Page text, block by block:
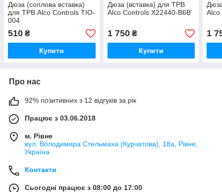
Дюза (соплова вставка)
для ТРВ Alco Controls TIO-
004
510 ₴
Купити
Дюза (вставка) для ТРВ
Alco Controls X22440-B6B
1 750₴
Купити
Alco
1
Про нас
92% позитивних з 12 відгуків за рік
Працює з 03.06.2018
м. Рівне
вул. Володимира Стельмаха (Курчатова), 18а, Рівне,
Україна
Контакти
Сьогодні працює з 08:00 до 17:00